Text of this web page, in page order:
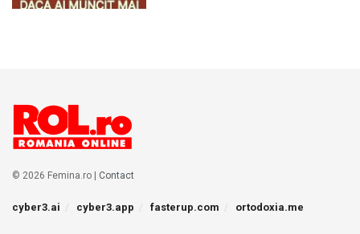
© 2026 Femina.ro | Contact
cyber3.ai cyber3.app fasterup.com ortodoxia.me